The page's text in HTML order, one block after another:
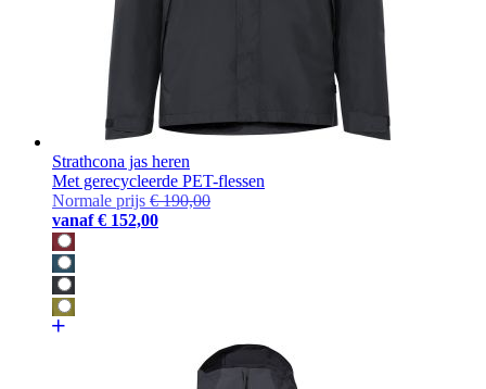
Strathcona jas heren
Met gerecycleerde PET-flessen
Normale prijs € 190,00
vanaf € 152,00